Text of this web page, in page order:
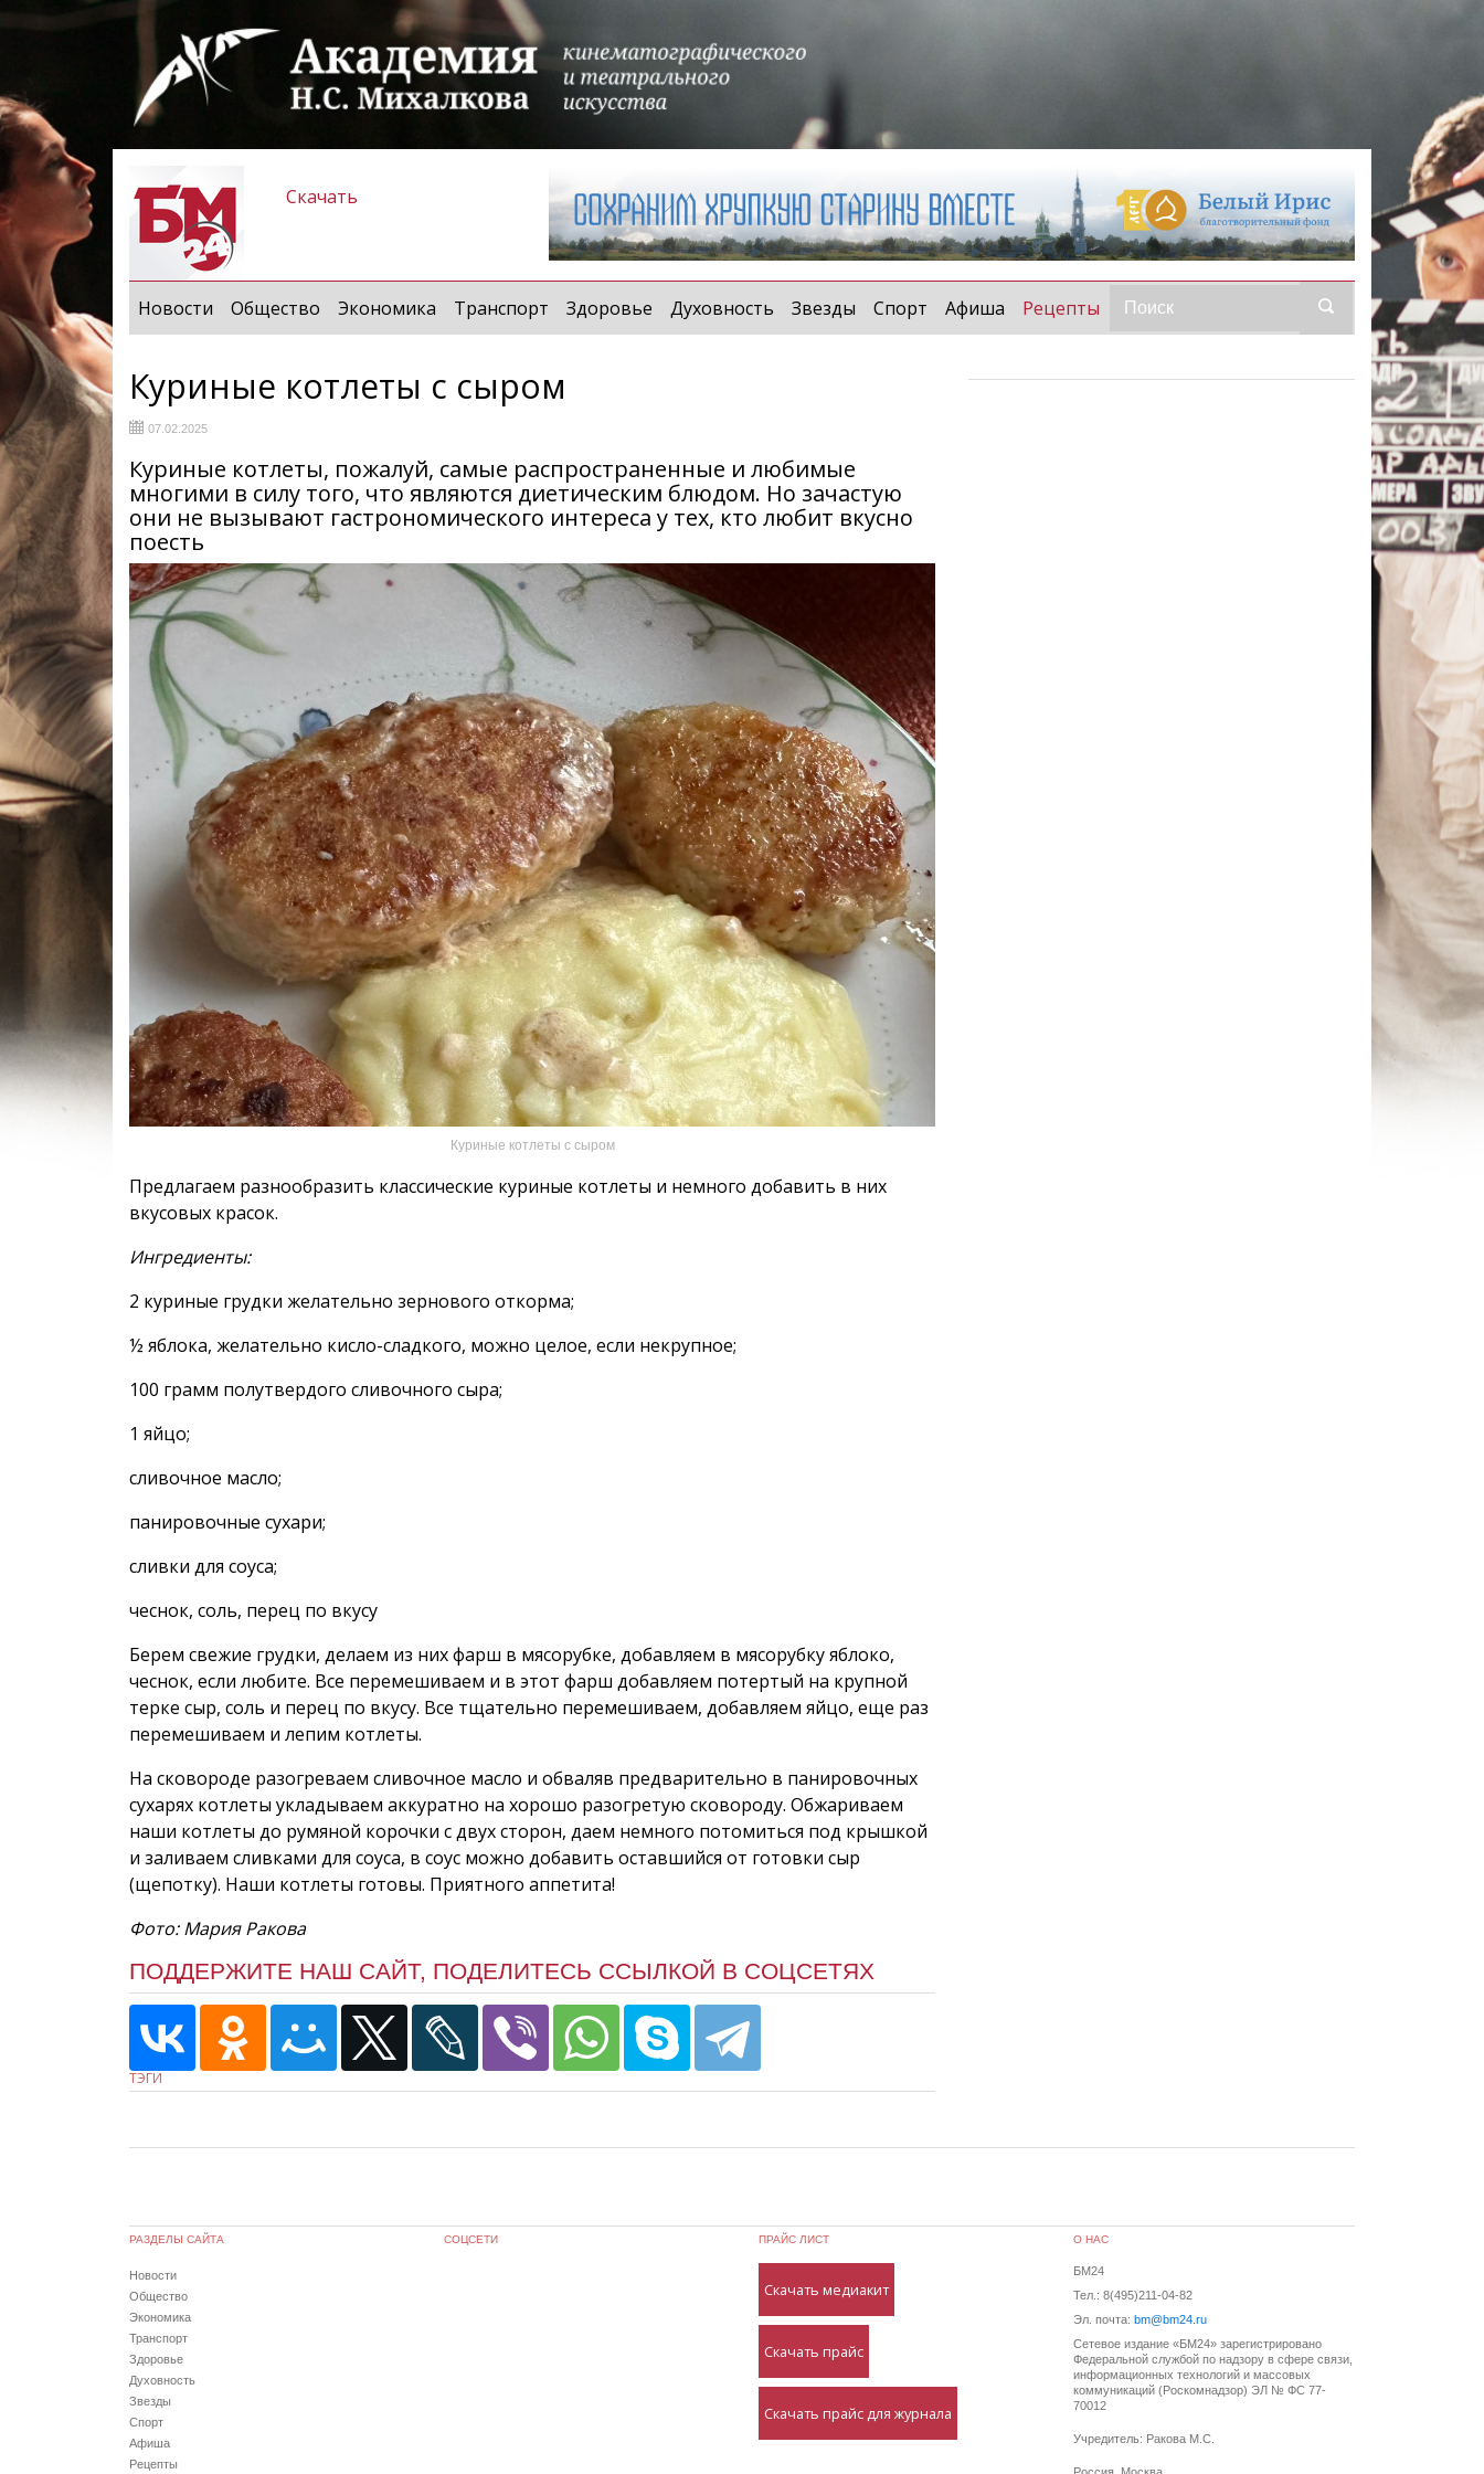
Скачать
Новости Общество Экономика Транспорт Здоровье Духовность Звезды Спорт Афиша Рецепты (current)
Куриные котлеты с сыром
07.02.2025
Куриные котлеты, пожалуй, самые распространенные и любимые
многими в силу того, что являются диетическим блюдом. Но зачастую
они не вызывают гастрономического интереса у тех, кто любит вкусно
поесть
Куриные котлеты с сыром
Предлагаем разнообразить классические куриные котлеты и немного добавить в них
вкусовых красок.
Ингредиенты:
2 куриные грудки желательно зернового откорма;
½ яблока, желательно кисло-сладкого, можно целое, если некрупное;
100 грамм полутвердого сливочного сыра;
1 яйцо;
сливочное масло;
панировочные сухари;
сливки для соуса;
чеснок, соль, перец по вкусу
Берем свежие грудки, делаем из них фарш в мясорубке, добавляем в мясорубку яблоко,
чеснок, если любите. Все перемешиваем и в этот фарш добавляем потертый на крупной
терке сыр, соль и перец по вкусу. Все тщательно перемешиваем, добавляем яйцо, еще раз
перемешиваем и лепим котлеты.
На сковороде разогреваем сливочное масло и обваляв предварительно в панировочных
сухарях котлеты укладываем аккуратно на хорошо разогретую сковороду. Обжариваем
наши котлеты до румяной корочки с двух сторон, даем немного потомиться под крышкой
и заливаем сливками для соуса, в соус можно добавить оставшийся от готовки сыр
(щепотку). Наши котлеты готовы. Приятного аппетита!
Фото: Мария Ракова
ПОДДЕРЖИТЕ НАШ САЙТ, ПОДЕЛИТЕСЬ ССЫЛКОЙ В СОЦСЕТЯХ
ТЭГИ
РАЗДЕЛЫ САЙТА
Новости
Общество
Экономика
Транспорт
Здоровье
Духовность
Звезды
Спорт
Афиша
Рецепты
СОЦСЕТИ ПРАЙС ЛИСТ
Скачать медиакит
Скачать прайс
Скачать прайс для журнала
О НАС
БМ24
Тел.: 8(495)211-04-82
Эл. почта: bm@bm24.ru
Сетевое издание «БМ24» зарегистрировано
Федеральной службой по надзору в сфере связи,
информационных технологий и массовых
коммуникаций (Роскомнадзор) ЭЛ № ФС 77-
70012
Учредитель: Ракова М.С.